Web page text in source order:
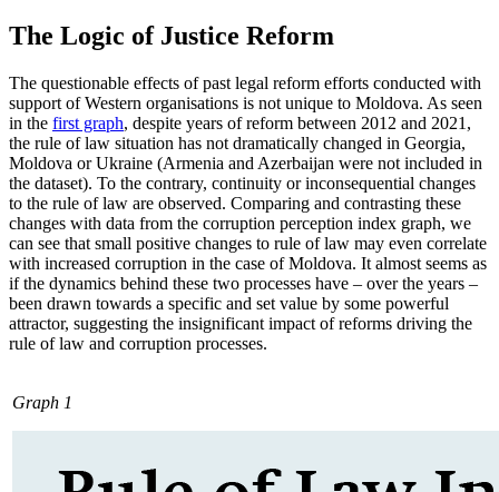
The Logic of Justice Reform
The questionable effects of past legal reform efforts conducted with
support of Western organisations is not unique to Moldova. As seen
in the first graph, despite years of reform between 2012 and 2021,
the rule of law situation has not dramatically changed in Georgia,
Moldova or Ukraine (Armenia and Azerbaijan were not included in
the dataset). To the contrary, continuity or inconsequential changes
to the rule of law are observed. Comparing and contrast­ing these
changes with data from the cor­ruption perception index graph, we
can see that small positive changes to rule of law may even correlate
with increased corrup­tion in the case of Moldova. It almost seems as
if the dynamics behind these two pro­cesses have – over the years –
been drawn towards a specific and set value by some powerful
attractor, suggesting the insignificant impact of reforms driving the
rule of law and corruption processes.
Graph 1